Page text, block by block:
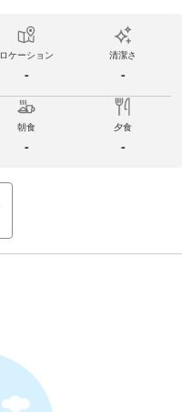
ロケーション
-
清潔さ
-
朝食
-
夕食
-